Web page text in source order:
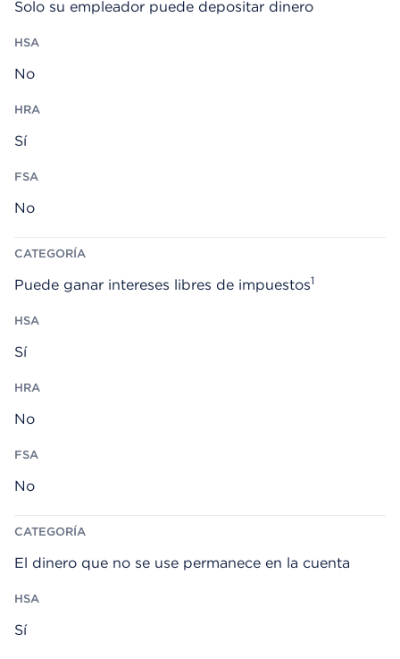
Solo su empleador puede depositar dinero
No
Sí
No
Puede ganar intereses libres de impuestos1
Sí
No
No
El dinero que no se use permanece en la cuenta
Sí